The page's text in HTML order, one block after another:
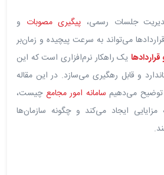
جلسات رسمی، پیگیری مصوبات و
می‌تواند به سرعت پیچیده و زمان‌بر
یک راهکار نرم‌افزاری است که این
و قابل رهگیری می‌سازد. در این مقاله
توضیح می‌دهیم سامانه امور مجامع چیست،
ایجاد می‌کند و چگونه سازمان‌ها